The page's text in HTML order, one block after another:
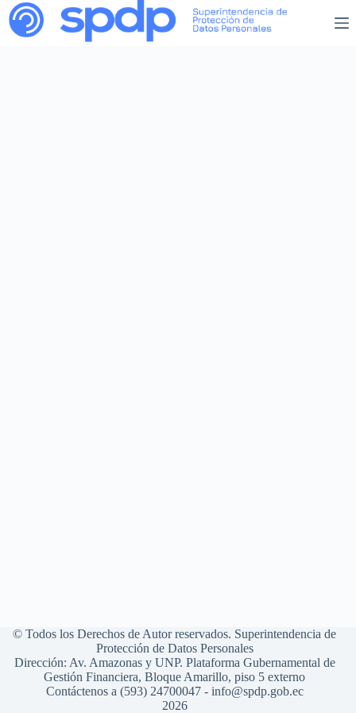
© Todos los Derechos de Autor reservados. Superintendencia de
Protección de Datos Personales
Dirección: Av. Amazonas y UNP. Plataforma Gubernamental de
Gestión Financiera, Bloque Amarillo, piso 5 externo
Contáctenos a (593) 24700047 - info@spdp.gob.ec
2026